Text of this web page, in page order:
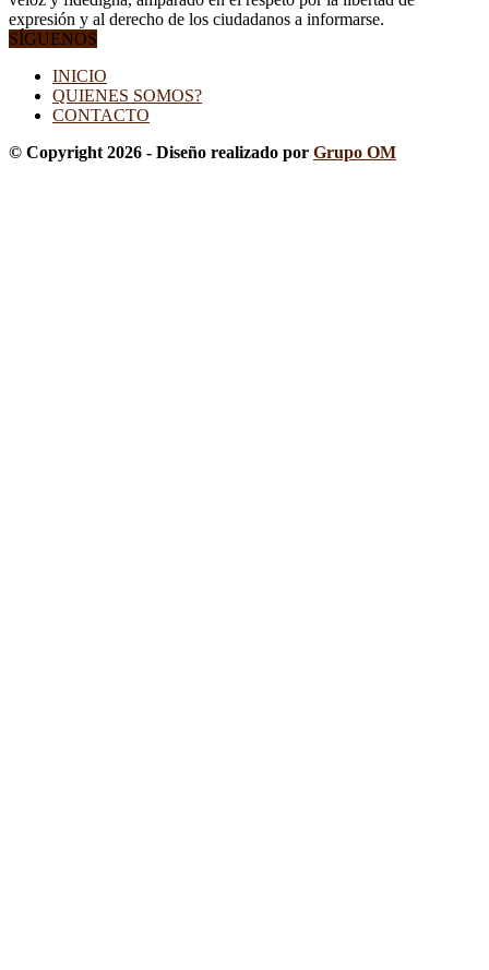
expresión y al derecho de los ciudadanos a informarse.
SÍGUENOS
INICIO
QUIENES SOMOS?
CONTACTO
© Copyright 2026 - Diseño realizado por Grupo OM